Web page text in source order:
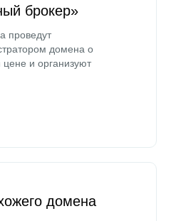
брокер»
проведут
домена о
и организуют
домена